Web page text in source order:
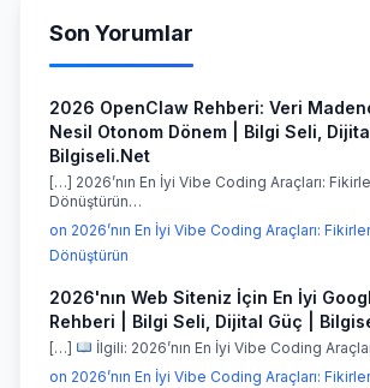
Son Yorumlar
2026 OpenClaw Rehberi: Veri
Nesil Otonom Dönem | Bilgi Seli,
Bilgiseli.Net
[…] 2026’nın En İyi Vibe Coding Araçları:
Dönüştürün…
on 2026’nın En İyi Vibe Coding Araçları:
Dönüştürün
2026'nın Web Siteniz İçin En İyi
Rehberi | Bilgi Seli, Dijital Güç |
[…]
İlgili: 2026’nın En İyi Vibe Coding
on 2026’nın En İyi Vibe Coding Araçları: